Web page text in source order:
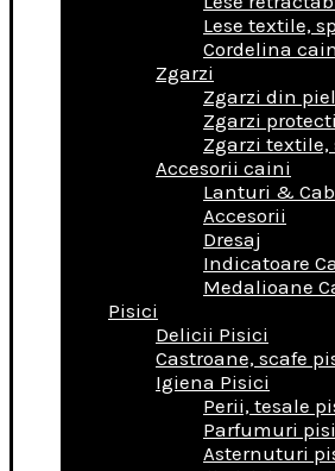
Lese textile,
Cordelina
Zgarzi
Zgarzi din
Zgarzi
Zgarzi textile,
Accesorii caini
Lanturi &
Accesorii
Dresaj
Indicatoare
Medalioane
Pisici
Delicii Pisici
Castroane, scafe
Igiena Pisici
Perii, tesale
Parfumuri
Asternuturi